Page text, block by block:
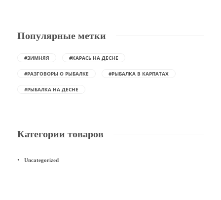
Популярные метки
#ЗИМНЯЯ #КАРАСЬ НА ДЕСНЕ
#РАЗГОВОРЫ О РЫБАЛКЕ #РЫБАЛКА В КАРПАТАХ
#РЫБАЛКА НА ДЕСНЕ
Категории товаров
Uncategorized